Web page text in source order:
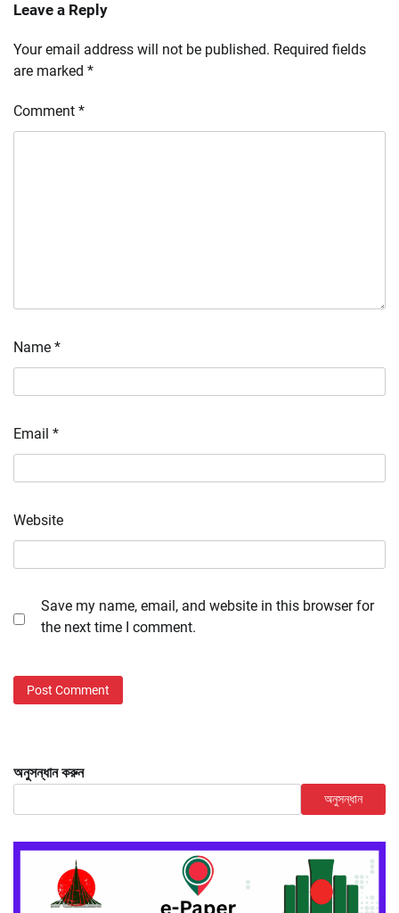
Leave a Reply
Your email address will not be published. Required fields
are marked *
Comment *
Name *
Email *
Website
Save my name, email, and website in this browser for
the next time I comment.
অনুসন্ধান করুন
অনুসন্ধান